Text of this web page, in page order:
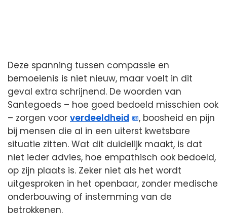
Deze spanning tussen compassie en
bemoeienis is niet nieuw, maar voelt in dit
geval extra schrijnend. De woorden van
Santegoeds – hoe goed bedoeld misschien ook
– zorgen voor verdeeldheid
, boosheid en pijn
bij mensen die al in een uiterst kwetsbare
situatie zitten. Wat dit duidelijk maakt, is dat
niet ieder advies, hoe empathisch ook bedoeld,
op zijn plaats is. Zeker niet als het wordt
uitgesproken in het openbaar, zonder medische
onderbouwing of instemming van de
betrokkenen.